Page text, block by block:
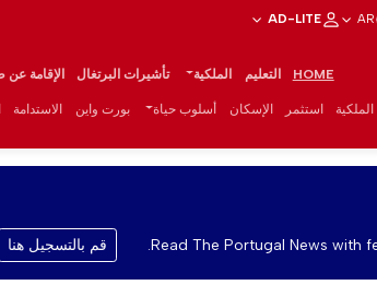
AR
AD-LITE
HOME التعليم الملكية تأشيرات البرتغال الإقامة عن
الملكية استثمر الإسكان أسلوب حياة بورت واين الاستدامة
Read The Portugal News with قم بالتسجيل هنا